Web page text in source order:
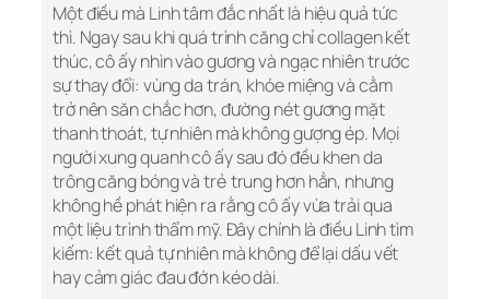
Một điều mà Linh tâm đắc nhất là hiệu quả tức
thì. Ngay sau khi quá trình căng chỉ collagen kết
thúc, cô ấy nhìn vào gương và ngạc nhiên trước
sự thay đổi: vùng da trán, khóe miệng và cằm
trở nên săn chắc hơn, đường nét gương mặt
thanh thoát, tự nhiên mà không gượng ép. Mọi
người xung quanh cô ấy sau đó đều khen da
trông căng bóng và trẻ trung hơn hẳn, nhưng
không hề phát hiện ra rằng cô ấy vừa trải qua
một liệu trình thẩm mỹ. Đây chính là điều Linh tìm
kiếm: kết quả tự nhiên mà không để lại dấu vết
hay cảm giác đau đớn kéo dài.